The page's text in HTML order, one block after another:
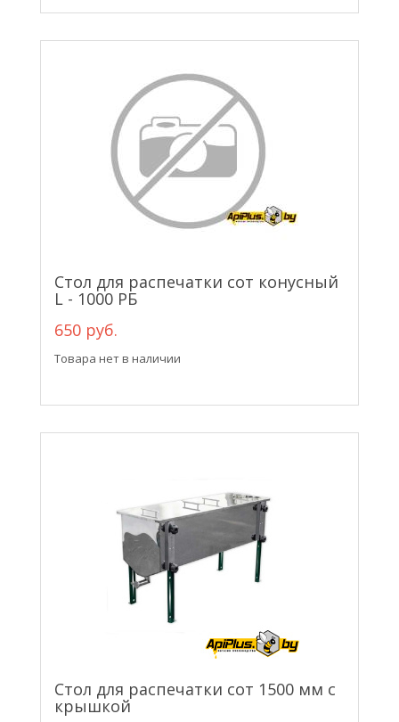
Стол для распечатки сот конусный
L - 1000 РБ
650 руб.
Товара нет в наличии
Стол для распечатки сот 1500 мм с
крышкой